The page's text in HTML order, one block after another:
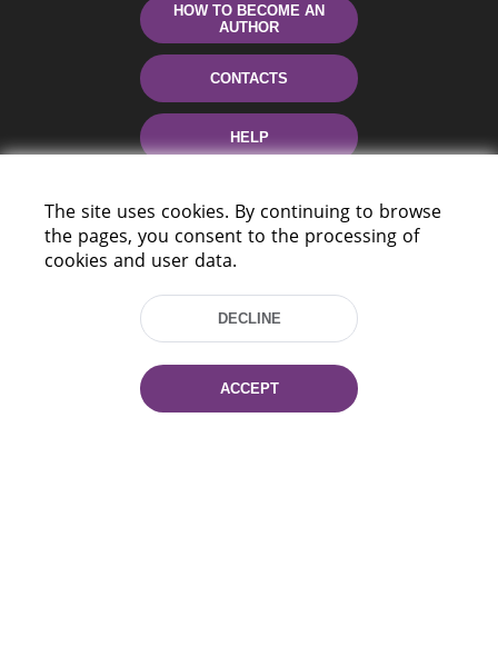
HOW TO BECOME AN
AUTHOR
CONTACTS
HELP
220114, Niezaležnasci Ave. 116, Minsk,
Tel.: (+375 17) 368 37 37
The site uses cookies. By continuing to browse
the pages, you consent to the processing of
cookies and user data.
DECLINE
ACCEPT